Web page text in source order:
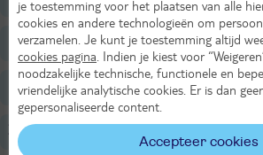
Faciliteiten
Restaurants/Bars
Zwembaden
je toestemming voor het plaatsen van alle
cookies en andere technologieën om
verzamelen. Je kunt je toestemming altijd
cookies pagina . Indien je kiest voor
noodzakelijke technische, functionele en
vriendelijke analytische cookies. Er is dan
gepersonaliseerde content.
Accepteer cookies